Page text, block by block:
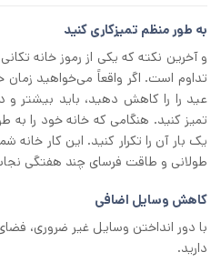
به طور منظم تمیزکاری کنید
و آخرین نکته که یکی از رموز خانه‌
تداوم است. اگر واقعاً می‌خواهید
عید را را کاهش دهید، باید بیشتر و
تمیز کنید. هنگامی که خانه خود را به
یک بار آن را تکرار کنید. این کار خانه
طولانی و طاقت‌ فرسای چند هفتگی
کاهش وسایل اضافی
با دور انداختن وسایل غیر ضروری،
دارید.